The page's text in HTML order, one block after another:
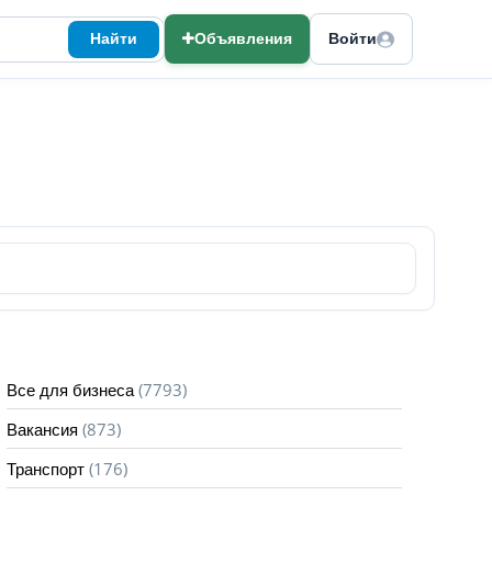
Найти Объявления Войти
Все для бизнеса (7793)
Вакансия (873)
Транспорт (176)